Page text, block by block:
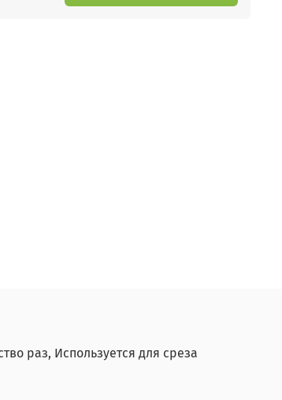
раз, Используется для среза